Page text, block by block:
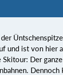
und ist von hier
Skitour: Der
Dennoch